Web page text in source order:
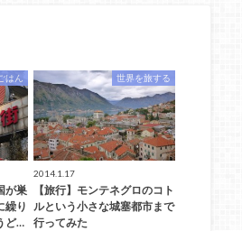
はん
が巣
繰り
ど…
世界を旅する
2014.1.17
【旅行】モンテネグロのコト
ルという小さな城塞都市まで
行ってみた